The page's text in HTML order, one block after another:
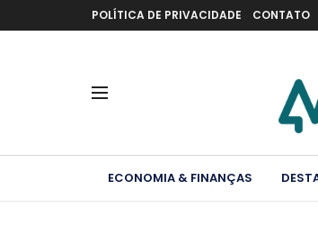
POLÍTICA DE PRIVACIDADE CONTATO
ECONOMIA & FINANÇAS